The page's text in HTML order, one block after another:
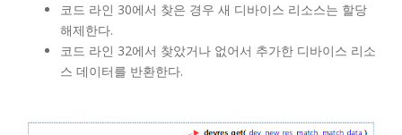
코드 라인 30에서 찾은 경우 새 디바이스 리소스는 할당
해제한다.
코드 라인 32에서 찾았거나 없어서 추가한 디바이스 리소
스 데이터를 반환한다.